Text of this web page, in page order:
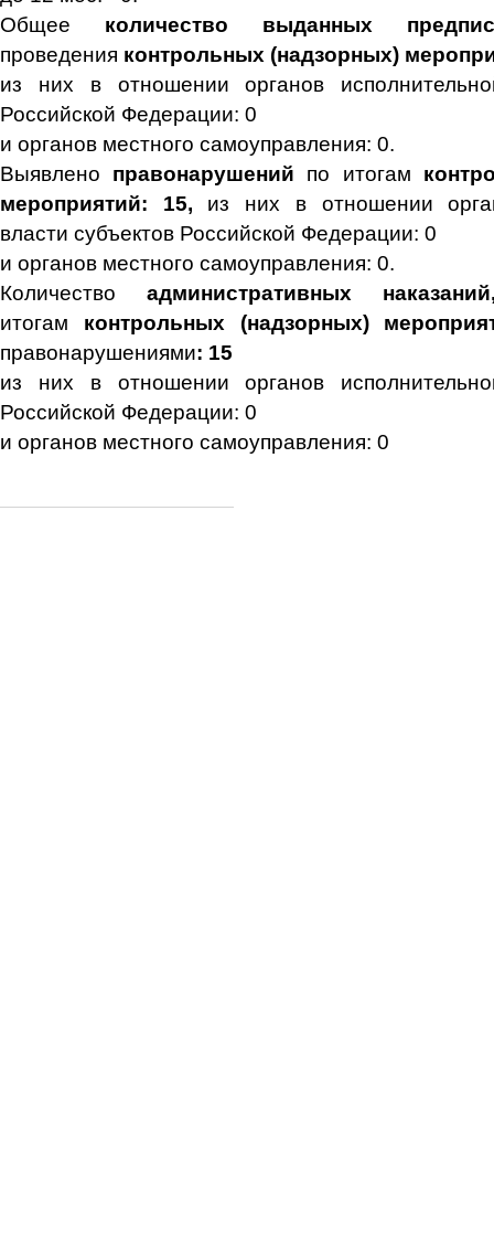
Общее количество выданных
проведения контрольных (надзорных)
из них в отношении органов
Российской Федерации: 0
и органов местного самоуправления: 0.
Выявлено правонарушений по итогам
мероприятий: 15, из них в отношении
власти субъектов Российской Федерации: 0
и органов местного самоуправления: 0.
Количество административных
итогам контрольных (надзорных)
правонарушениями: 15
из них в отношении органов
Российской Федерации: 0
и органов местного самоуправления: 0